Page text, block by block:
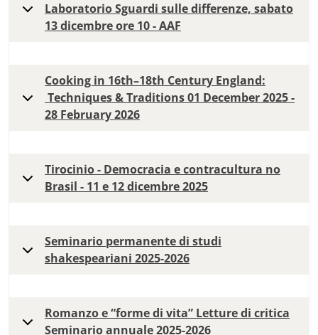
Laboratorio Sguardi sulle differenze, sabato
13 dicembre ore 10 - AAF
Cooking in 16th–18th Century England:
Techniques & Traditions 01 December 2025 -
28 February 2026
Tirocinio - Democracia e contracultura no
Brasil - 11 e 12 dicembre 2025
Seminario permanente di studi
shakespeariani 2025-2026
Romanzo e “forme di vita” Letture di critica
Seminario annuale 2025-2026